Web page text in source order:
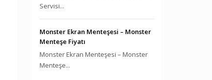
Servisi...
Monster Ekran Menteşesi – Monster
Menteşe Fiyatı
Monster Ekran Menteşesi – Monster
Menteşe...